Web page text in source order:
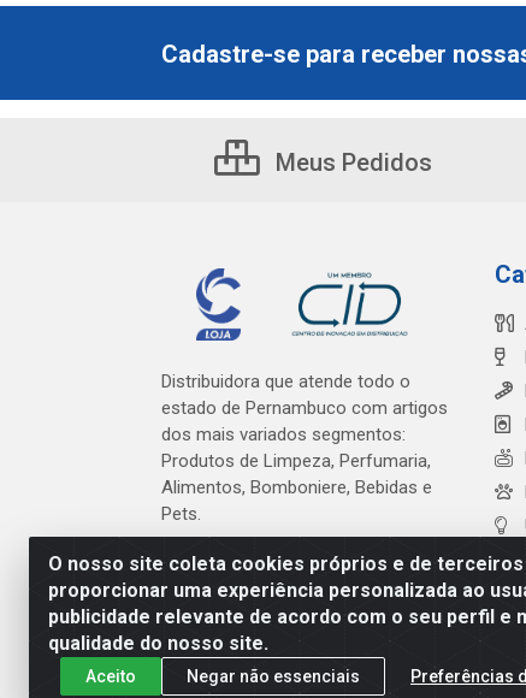
O nosso site coleta cookies próprios e de terceiros
proporcionar uma experiência personalizada ao
publicidade relevante de acordo com o seu perfil e
qualidade do nosso site.
Aceito Negar não essenciais Preferências
Cadastre-se para receber
Meus Pedidos
Distribuidora que atende todo o
estado de Pernambuco com artigos
dos mais variados segmentos:
Produtos de Limpeza, Perfumaria,
Alimentos, Bomboniere, Bebidas e
Pets.
Cardeal Distribuidora -